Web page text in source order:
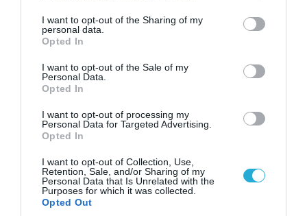
not limited to your visit or usage behaviour. You may click to
grant or deny consent to Google and its third-party tags to
use your data for below specified purposes in below Google
consent section.
I want to opt-out of the Sharing of my
personal data.
Opted In
I want to opt-out of the Sale of my
Personal Data.
Opted In
I want to opt-out of processing my
Personal Data for Targeted Advertising.
Opted In
I want to opt-out of Collection, Use,
Retention, Sale, and/or Sharing of my
Personal Data that Is Unrelated with the
Purposes for which it was collected.
Opted Out
01.05.2025 | 08:48
Με αιφνιδιαστική αντεπίθεση οι μαχητές